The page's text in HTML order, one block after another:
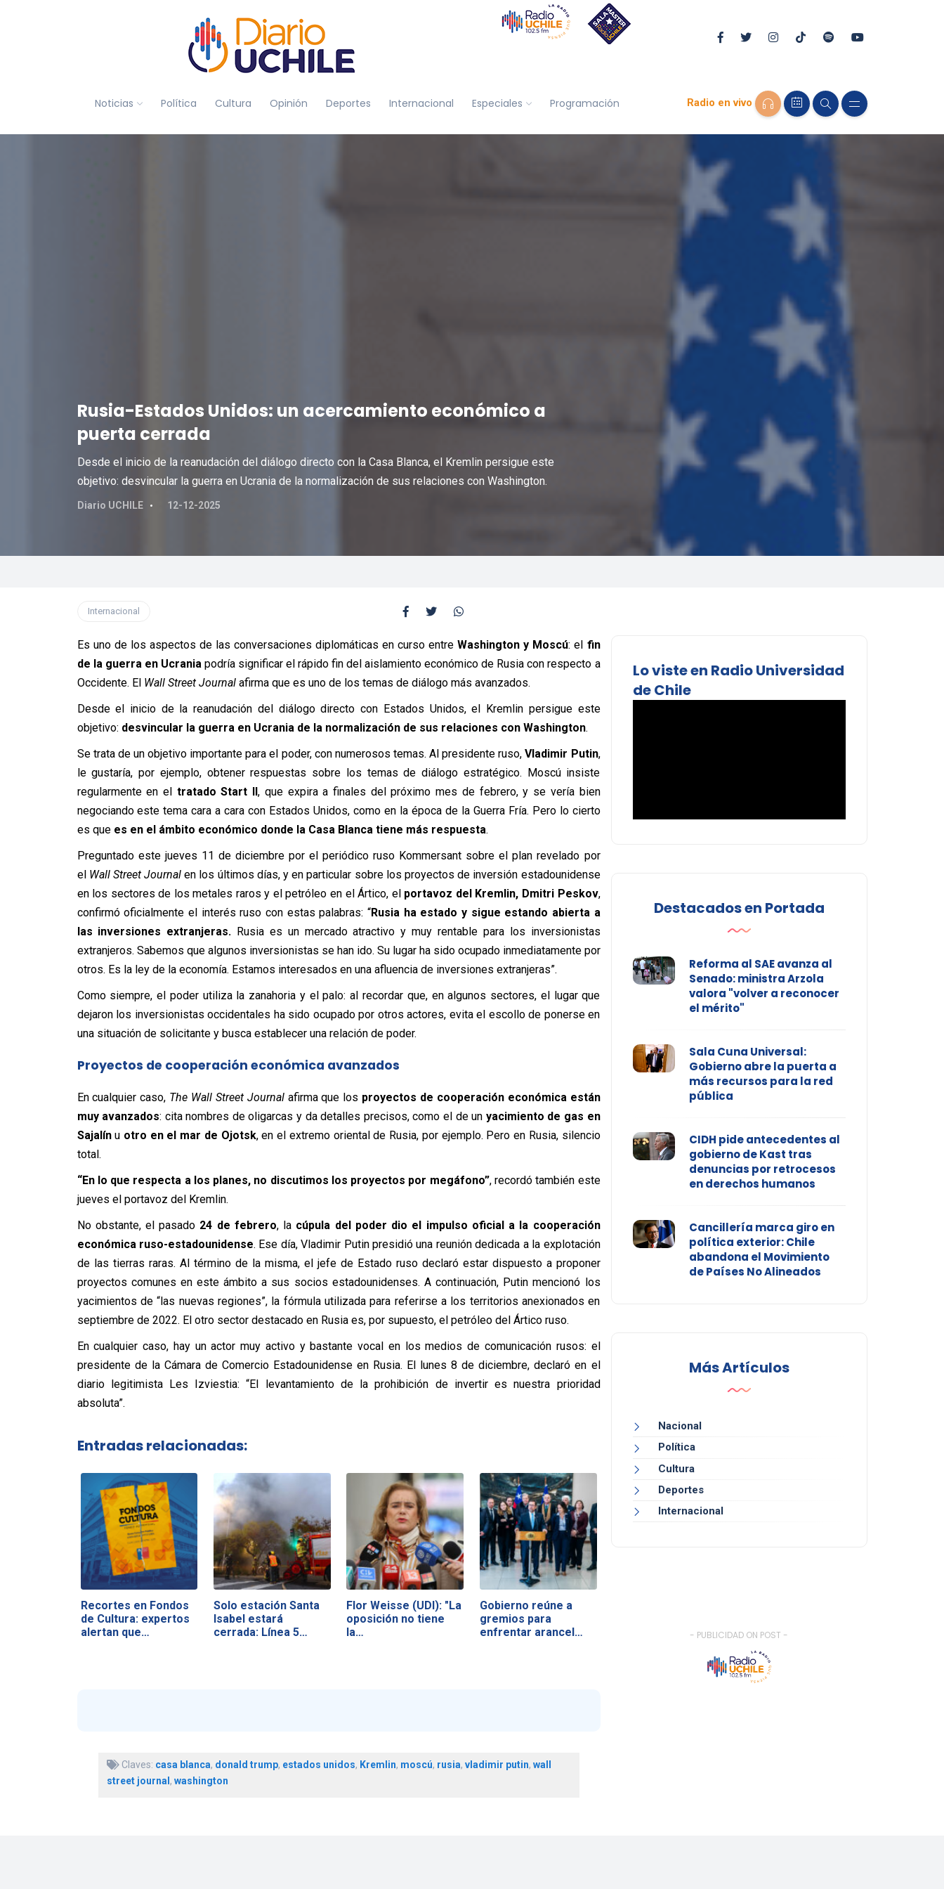
Noticias Política Cultura Opinión Deportes Internacional Especiales Programación Radio en vivo
Rusia-Estados Unidos: un acercamiento económico a
puerta cerrada
Desde el inicio de la reanudación del diálogo directo con la Casa Blanca, el Kremlin persigue este
objetivo: desvincular la guerra en Ucrania de la normalización de sus relaciones con Washington.
Diario UCHILE 12-12-2025
Internacional
Es uno de los aspectos de las conversaciones diplomáticas en curso entreWashington y Moscú: el fin
de la guerra en Ucraniapodría significar el rápido fin del aislamiento económico de Rusia con respecto a
Occidente. El Wall Street Journalafirma que es uno de los temas de diálogo más avanzados.
Desde el inicio de la reanudación del diálogo directo con Estados Unidos, el Kremlin persigue este
objetivo: desvincular la guerra en Ucrania de la normalización de sus relaciones con Washington.
Se trata de un objetivo importante para el poder, con numerosos temas. Al presidente ruso,Vladimir Putin,
le gustaría, por ejemplo, obtener respuestas sobre los temas de diálogo estratégico. Moscú insiste
regularmente en el tratado Start II, que expira a finales del próximo mes de febrero, y se vería bien
negociando este tema cara a cara con Estados Unidos, como en la época de la Guerra Fría. Pero lo cierto
es quees en el ámbito económico donde la Casa Blanca tiene más respuesta.
Preguntado este jueves 11 de diciembre por el periódico ruso Kommersant sobre el plan revelado por
el Wall Street Journalen los últimos días, y en particular sobre los proyectos de inversión estadounidense
en los sectores de los metales raros y el petróleo en el Ártico, el portavoz del Kremlin, Dmitri Peskov,
confirmó oficialmente el interés ruso con estas palabras: “Rusia ha estado y sigue estando abierta a
las inversiones extranjeras. Rusia es un mercado atractivo y muy rentable para los inversionistas
extranjeros. Sabemos que algunos inversionistas se han ido. Su lugar ha sido ocupado inmediatamente por
otros. Es la ley de la economía. Estamos interesados en una afluencia de inversiones extranjeras”.
Como siempre, el poder utiliza la zanahoria y el palo: al recordar que, en algunos sectores, el lugar que
dejaron los inversionistas occidentales ha sido ocupado por otros actores, evita el escollo de ponerse en
una situación de solicitante y busca establecer una relación de poder.
Proyectos de cooperación económica avanzados
En cualquier caso, The Wall Street Journal afirma que los proyectos de cooperación económica están
muy avanzados: cita nombres de oligarcas y da detalles precisos, como el de un yacimiento de gas en
Sajalínu otro en el mar de Ojotsk, en el extremo oriental de Rusia, por ejemplo. Pero en Rusia, silencio
total.
“En lo que respecta a los planes, no discutimos los proyectos por megáfono”, recordó también este
jueves el portavoz del Kremlin.
No obstante, el pasado 24 de febrero, la cúpula del poder dio el impulso oficial a la cooperación
económica ruso-estadounidense. Ese día, Vladimir Putin presidió una reunión dedicada a la explotación
de las tierras raras. Al término de la misma, el jefe de Estado ruso declaró estar dispuesto a proponer
proyectos comunes en este ámbito a sus socios estadounidenses. A continuación, Putin mencionó los
yacimientos de “las nuevas regiones”, la fórmula utilizada para referirse a los territorios anexionados en
septiembre de 2022. El otro sector destacado en Rusia es, por supuesto, el petróleo del Ártico ruso.
En cualquier caso, hay un actor muy activo y bastante vocal en los medios de comunicación rusos: el
presidente de la Cámara de Comercio Estadounidense en Rusia. El lunes 8 de diciembre, declaró en el
diario legitimista Les Izviestia: “El levantamiento de la prohibición de invertir es nuestra prioridad
absoluta”.
Entradas relacionadas:
Recortes en Fondos
de Cultura: expertos
alertan que…
Solo estación Santa
Isabel estará
cerrada: Línea 5…
Flor Weisse (UDI): "La
oposición no tiene
la…
Gobierno reúne a
gremios para
enfrentar arancel
Claves: casa blanca, donald trump, estados unidos, Kremlin, moscú, rusia, vladimir putin, wall
street journal , washington
Lo viste en Radio Universidad
de Chile
Destacados en Portada
Reforma al SAE avanza al
Senado: ministra Arzola
valora "volver a reconocer
el mérito"
Sala Cuna Universal:
Gobierno abre la puerta a
más recursos para la red
pública
CIDH pide antecedentes al
gobierno de Kast tras
denuncias por retrocesos
en derechos humanos
Cancillería marca giro en
política exterior: Chile
abandona el Movimiento
de Países No Alineados
Más Artículos
Nacional
Política
Cultura
Deportes
Internacional
- PUBLICIDAD ON POST -